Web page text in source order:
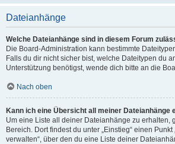
Dateianhänge
Welche Dateianhänge sind in diesem Forum
Die Board-Administration kann bestimmte
Falls du dir nicht sicher bist, welche Dateitypen du
Unterstützung benötigst, wende dich bitte an die
Nach oben
Kann ich eine Übersicht all meiner Dateianhänge
Um eine Liste all deiner Dateianhänge zu erhalten,
Bereich. Dort findest du unter „Einstieg“ einen
verwalten“, über den du eine Liste deiner